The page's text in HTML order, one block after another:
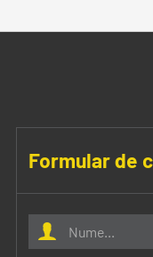
Formular de